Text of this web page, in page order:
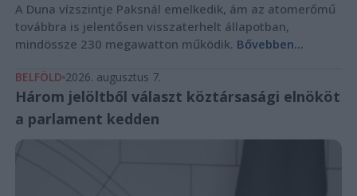
A Duna vízszintje Paksnál emelkedik, ám az atomerőmű
továbbra is jelentősen visszaterhelt állapotban,
mindössze 230 megawatton működik. Bővebben...
BELFÖLD 2026. augusztus 7.
Három jelöltből választ köztársasági elnököt
a parlament kedden